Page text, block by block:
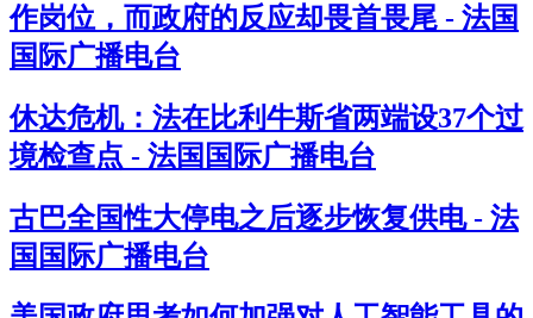
作岗位，而政府的反应却畏首畏尾 - 法国
国际广播电台
休达危机：法在比利牛斯省两端设37个过
境检查点 - 法国国际广播电台
古巴全国性大停电之后逐步恢复供电 - 法
国国际广播电台